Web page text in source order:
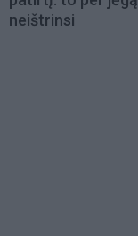
neištrinsi